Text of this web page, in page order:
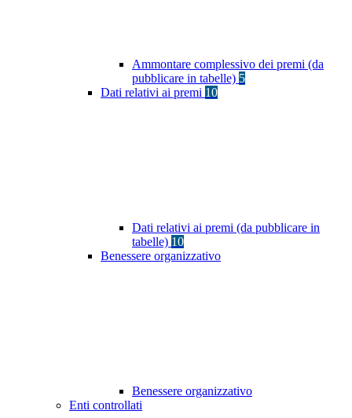
Ammontare complessivo dei premi (da
pubblicare in tabelle) 5
Dati relativi ai premi 10
Dati relativi ai premi (da pubblicare in
tabelle) 10
Benessere organizzativo
Benessere organizzativo
Enti controllati